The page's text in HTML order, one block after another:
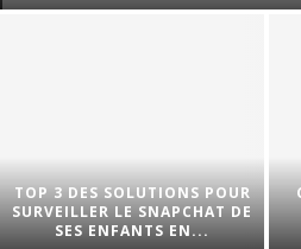
TOP 3 DES SOLUTIONS POUR
SURVEILLER LE SNAPCHAT DE
SES ENFANTS EN...